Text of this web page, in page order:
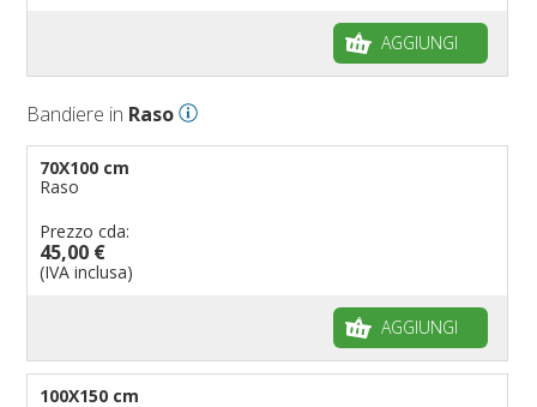
AGGIUNGI
Bandiere in Raso
70X100 cm
Raso
Prezzo cda:
45,00 €
(IVA inclusa)
AGGIUNGI
100X150 cm